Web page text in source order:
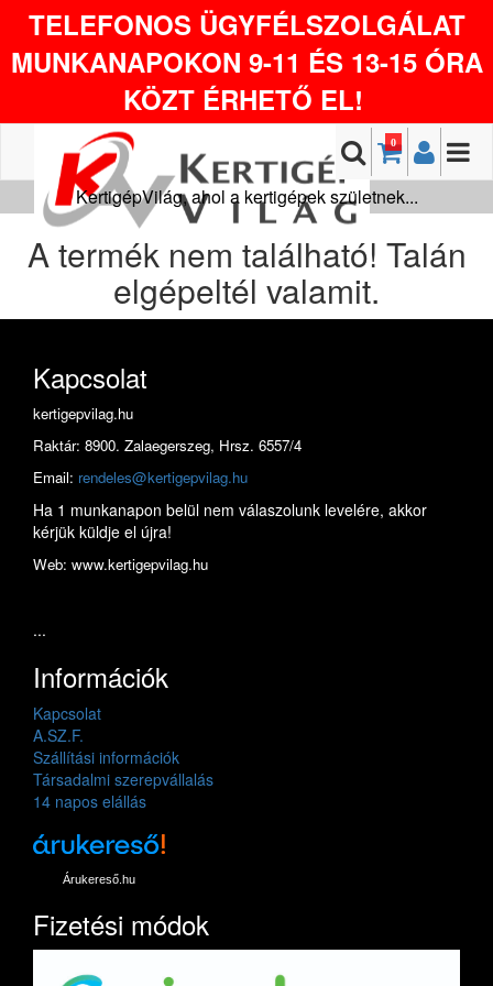
TELEFONOS ÜGYFÉLSZOLGÁLAT
MUNKANAPOKON 9-11 ÉS 13-15 ÓRA
KÖZT ÉRHETŐ EL!
0
KertigépVilág, ahol a kertigépek születnek...
A termék nem található! Talán
elgépeltél valamit.
Kapcsolat
kertigepvilag.hu
Raktár: 8900. Zalaegerszeg, Hrsz. 6557/4
Email: rendeles@kertigepvilag.hu
Ha 1 munkanapon belül nem válaszolunk levelére, akkor
kérjük küldje el újra!
Web: www.kertigepvilag.hu
...
Információk
Kapcsolat
A.SZ.F.
Szállítási információk
Társadalmi szerepvállalás
14 napos elállás
Árukereső.hu
Fizetési módok